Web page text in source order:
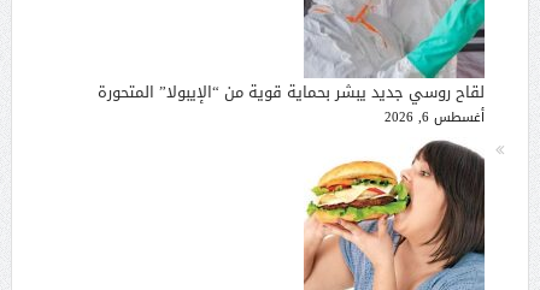
لقاح روسي جديد يبشر بحماية قوية من “الإيبولا” المتحورة
أغسطس 6, 2026